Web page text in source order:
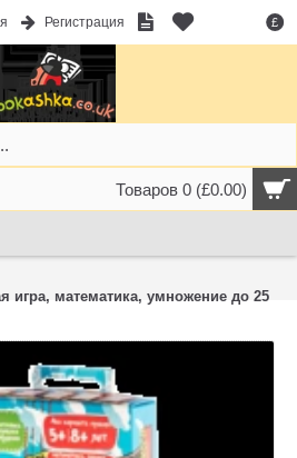
£
Регистрация
Товаров 0 (£0.00)
игра, математика, умножение до 25